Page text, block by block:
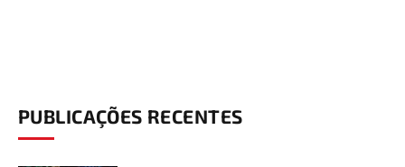
PUBLICAÇÕES RECENTES